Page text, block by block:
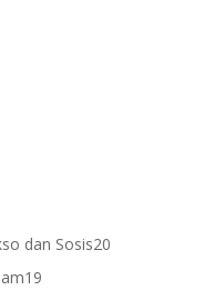
dan Sosis2020
1919